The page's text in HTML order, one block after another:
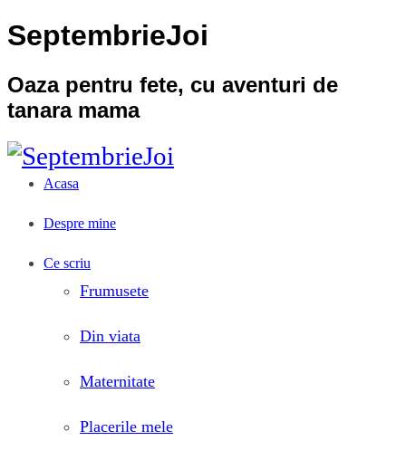
SeptembrieJoi
Oaza pentru fete, cu aventuri de
tanara mama
Acasa
Despre mine
Ce scriu
Frumusete
Din viata
Maternitate
Placerile mele